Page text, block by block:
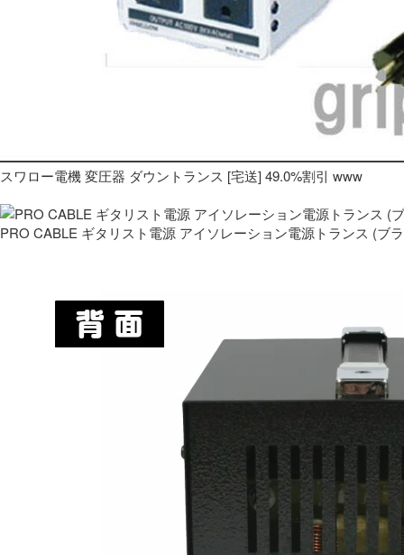
スワロー電機 変圧器 ダウントランス [宅送] 49.0%割引 www
PRO CABLE ギタリスト電源 アイソレーション電源トランス (ブ